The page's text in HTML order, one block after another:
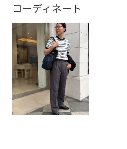
コーディネート